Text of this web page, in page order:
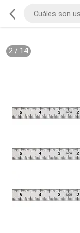
2/ 14